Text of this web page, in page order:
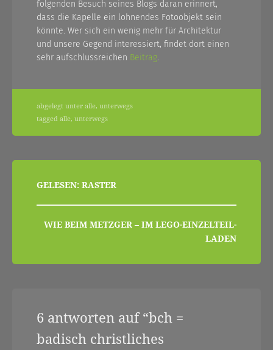
folgenden Besuch seines Blogs daran erinnert,
dass die Kapelle ein lohnendes Fotoobjekt sein
könnte. Wer sich ein wenig mehr für Architektur
und unsere Gegend interessiert, findet dort einen
sehr aufschlussreichen Beitrag.
abgelegt unter alle, unterwegs
tagged alle, unterwegs
beitragsnavigation
GELESEN: RASTER
WIE BEIM METZGER – IM LEGO-EINZELTEIL-
LADEN
6 antworten auf “bch =
badisch christliches